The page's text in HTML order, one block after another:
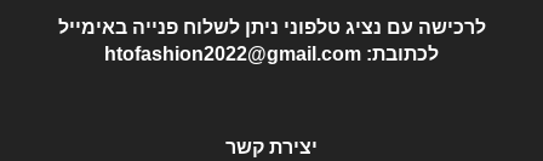
לרכישה עם נציג טלפוני ניתן לשלוח פנייה באימייל
לכתובת: htofashion2022@gmail.com
יצירת קשר